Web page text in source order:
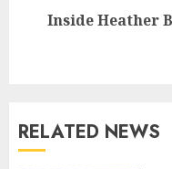
NextInside Heather
RELATED NEWS